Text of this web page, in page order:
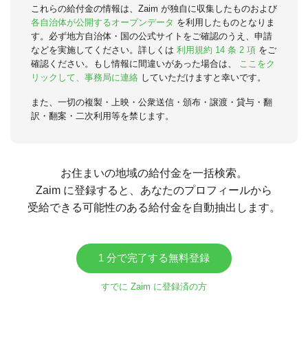
これらの給付金の情報は、Zaim が独自に収集したものおよび
各自治体が公開するオープンデータ を利用したものとなりま
す。必ず地方自治体・国の公式サイトをご確認のうえ、申請
などを実施してください。詳しくは 利用規約 14 条 2 項 をご
確認ください。もし情報に間違いがあった場合は、
ここをク
リックして、事務局に連絡 していただけますと幸いです。
また、一切の複製・上映・公衆送信・頒布・譲渡・貸与・翻
訳・翻案・二次利用等を禁じます。
お住まいの地域の給付金を一括検索。
Zaim に登録すると、あなたのプロフィールから
受給できる可能性のある給付金を自動抽出します。
1 分で完了する無料登録
すでに Zaim に登録済の方